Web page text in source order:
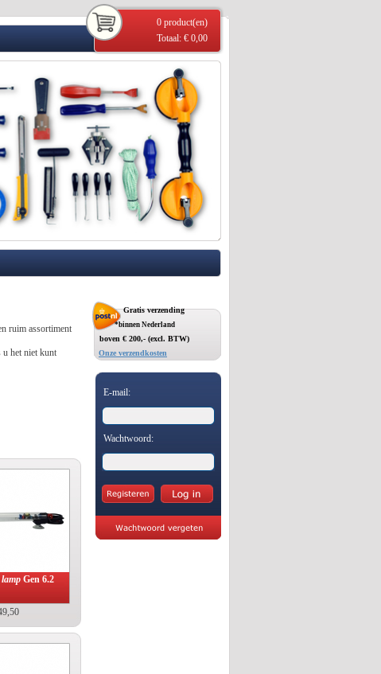
0 product(en)
Totaal: € 0,00
ruim assortiment
u het niet kunt
Gen 6.2
Gratis verzending
*binnen Nederland
boven € 200,- (excl. BTW)
Onze verzendkosten
E-mail:
Wachtwoord: